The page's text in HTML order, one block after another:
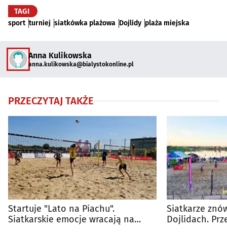
TAGI
sport turniej siatkówka plażowa Dojlidy plaża miejska
Anna Kulikowska
anna.kulikowska@bialystokonline.pl
PRZECZYTAJ TAKŻE
Startuje "Lato na Piachu".
Siatkarskie emocje wracają na
Siatkarze
Dojlidach.